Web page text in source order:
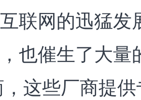
联网的迅猛
也催生了大
这些厂商提